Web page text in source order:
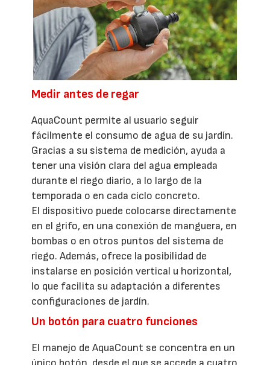
Medir antes de regar
AquaCount permite al usuario seguir
fácilmente el consumo de agua de su jardín.
Gracias a su sistema de medición, ayuda a
tener una visión clara del agua empleada
durante el riego diario, a lo largo de la
temporada o en cada ciclo concreto.
El dispositivo puede colocarse directamente
en el grifo, en una conexión de manguera, en
bombas o en otros puntos del sistema de
riego. Además, ofrece la posibilidad de
instalarse en posición vertical u horizontal,
lo que facilita su adaptación a diferentes
configuraciones de jardín.
Un botón para cuatro funciones
El manejo de AquaCount se concentra en un